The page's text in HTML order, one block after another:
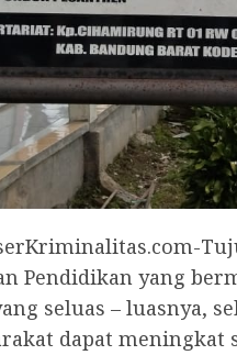
Pendidikan yang
seluas – luasnya,
dapat meningkat